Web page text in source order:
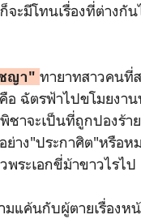
จะมีโทนเรื่องที่ต่างกั
ญา" ทายาทสาวคนที่
ฉัตรฟ้าไปขโมยงา
ชาจะเป็นที่ถูกปองร้
ย่าง"ประกาศิต"หรือ
ระเอกขี่ม้าขาวไรไป
แค้นกับผู้ตายเรื่องหน้